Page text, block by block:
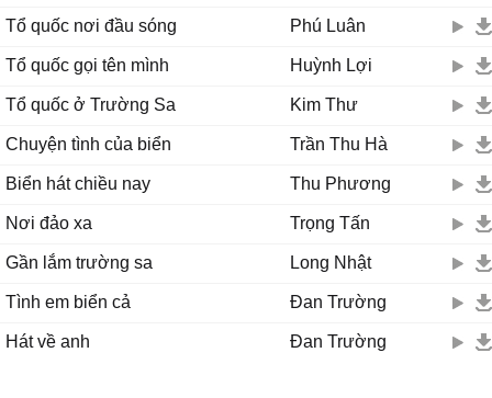
Tổ quốc nơi đầu sóng Phú Luân
Tổ quốc gọi tên mình Huỳnh Lợi
Tổ quốc ở Trường Sa Kim Thư
Chuyện tình của biển Trần Thu Hà
Biển hát chiều nay Thu Phương
Nơi đảo xa Trọng Tấn
Gần lắm trường sa Long Nhật
Tình em biển cả Đan Trường
Hát về anh Đan Trường